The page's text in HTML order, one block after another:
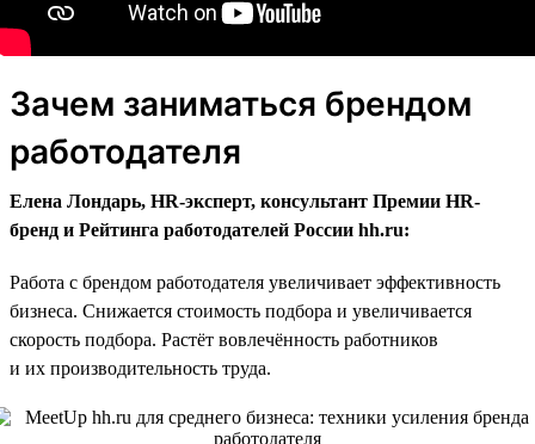
Зачем заниматься брендом
работодателя
Елена Лондарь, HR-эксперт, консультант Премии HR-
бренд и Рейтинга работодателей России hh.ru:
Работа с брендом работодателя увеличивает эффективность
бизнеса. Снижается стоимость подбора и увеличивается
скорость подбора. Растёт вовлечённость работников
и их производительность труда.